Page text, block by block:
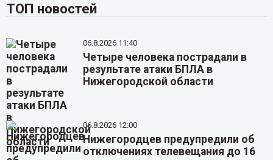
ТОП новостей
06.8.2026 11:40
Четыре человека пострадали в
результате атаки БПЛА в
Нижегородской области
06.8.2026 12:00
Нижегородцев предупредили об
отключениях телевещания до 16